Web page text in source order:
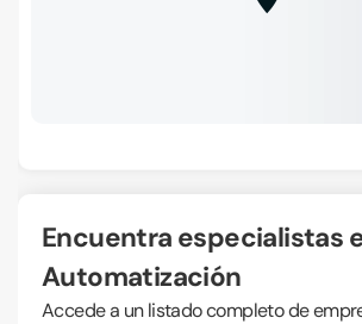
Encuentra especialistas en
Automatización
Accede a un listado completo de